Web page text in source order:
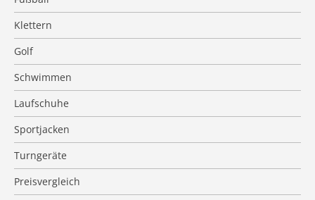
Klettern
Golf
Schwimmen
Laufschuhe
Sportjacken
Turngeräte
Preisvergleich